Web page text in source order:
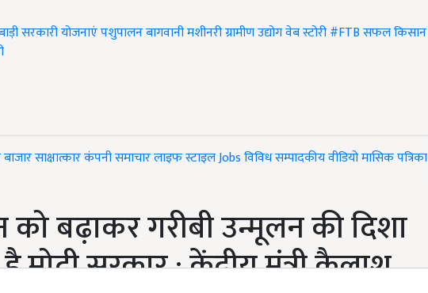
सरकारी योजनाएंपशुपालनबागवानीमशीनरीग्रामीण उद्योगवेब स्टोरी#FTBसफल किसान
बाजारसाक्षात्कारकंपनी समाचारलाइफ स्टाइलJobsविविधसम्पादकीयवीडियोमासिक पत्रिका
बढ़ाकर गरीबी उन्मूलन की दिशा
मोदी सरकार : केंद्रीय मंत्री कैलाश